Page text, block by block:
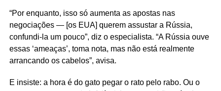
“Por enquanto, isso só aumenta as apostas nas
negociações — [os EUA] querem assustar a Rússia,
confundi-la um pouco”, diz o especialista. “A Rússia ouve
essas ‘ameaças’, toma nota, mas não está realmente
arrancando os cabelos”, avisa.
E insiste: a hora é do gato pegar o rato pelo rabo. Ou o